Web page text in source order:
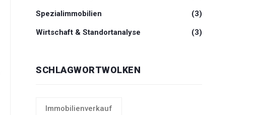
Spezialimmobilien (3)
Wirtschaft & Standortanalyse (3)
SCHLAGWORTWOLKEN
Immobilienverkauf